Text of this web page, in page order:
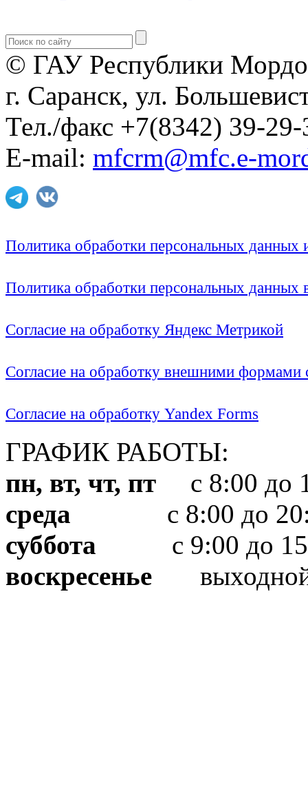
© ГАУ Республики
г. Саранск, ул.
Тел./факс +7(8342) 39-29-
E-mail: mfcrm@mfc.e-
Политика обработки персональных
Политика обработки персональных
Согласие на обработку Яндекс Метрикой
Согласие на обработку внешними формами
Согласие на обработку Yandex Forms
ГРАФИК РАБОТЫ:
пн, вт, чт, пт с 8:00 до
среда с 8:00 до
суббота с 9:00 до
воскресенье